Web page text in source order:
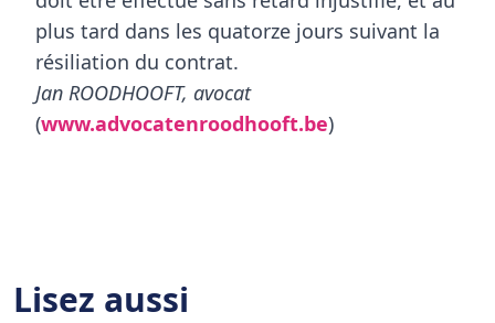
plus tard dans les quatorze jours suivant la
résiliation du contrat.
Jan ROODHOOFT, avocat
(www.advocatenroodhooft.be)
Lisez aussi